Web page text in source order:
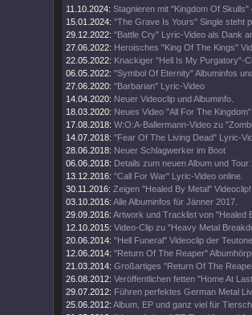
11.10.2024: Stagnieren mit "Kingdom Of
15.01.2024: "The Grave Is Yours" Single steht
29.12.2022: "Battle Cry" Lyric-Video als Dank
27.06.2022: Heroisches "King Of The Kings"
22.05.2022: Knackiger "Hell Is My Purgatory"-
06.05.2022: "Symbol Of Eternity" Albuminfos
27.06.2020: "Barbarian" Lyric-Video
14.04.2020: Neuer Videoclip und Albuminfo.
18.03.2020: Neues Video "All For The
17.08.2018: W:O:A-Ballermann-Video zu
14.07.2018: "Fear Of The Living Dead" Lyric-
28.06.2018: Neuer Schlagwerker im Boot
06.06.2018: Details zum neuen Album und Tour
13.12.2016: "Call For War" Lyric-Video online.
30.11.2016: Zeigen "Healed By Metal" Videoclip!
03.10.2016: Alle Albuminfos für Jänner 2017.
29.09.2016: Artwork und Tracklist von "Healed
12.10.2015: Video-Clip zu "Heavy Metal
20.06.2014: "Hell Funeral" Videoclip der
12.06.2014: "Return Of The Reaper"
21.03.2014: Großartiges "Return Of The
26.08.2012: Veröffentlichen fetten "Home At
29.07.2012: Führen perfektes German Metal
25.06.2012: Album, EP und ganz viel für